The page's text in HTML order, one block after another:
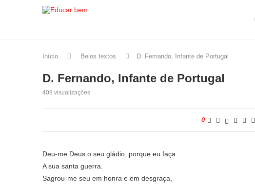
Início Belos textos D. Fernando, Infante de Portugal
D. Fernando, Infante de Portugal
408 visualizações
0
Deu-me Deus o seu gládio, porque eu faça
A sua santa guerra.
Sagrou-me seu em honra e em desgraça,